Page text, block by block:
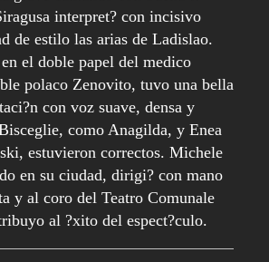
interpret? con incisivo
de estilo las arias de Ladislao.
el doble papel del medico
polaco Zenovito, tuvo una bella
con voz suave, densa y
como Anagilda, y Enea
estuvieron correctos. Michele
en su ciudad, dirigi? con mano
y al coro del Teatro Comunale
al ?xito del espect?culo.